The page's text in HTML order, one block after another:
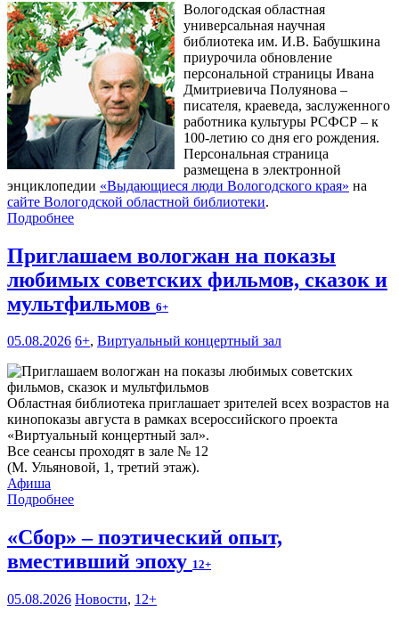
Вологодская областная
универсальная научная
библиотека им. И.В. Бабушкина
приурочила обновление
персональной страницы Ивана
Дмитриевича Полуянова –
писателя, краеведа, заслуженного
работника культуры РСФСР – к
100‑летию со дня его рождения.
Персональная страница
размещена в электронной
энциклопедии «Выдающиеся люди Вологодского края» на
сайте Вологодской областной библиотеки.
Подробнее
Приглашаем вологжан на показы
любимых советских фильмов, сказок и
мультфильмов 6+
05.08.2026 6+, Виртуальный концертный зал
Областная библиотека приглашает зрителей всех возрастов на
кинопоказы августа в рамках всероссийского проекта
«Виртуальный концертный зал».
Все сеансы проходят в зале № 12
(М. Ульяновой, 1, третий этаж).
Афиша
Подробнее
«Сбор» – поэтический опыт,
вместивший эпоху 12+
05.08.2026 Новости, 12+